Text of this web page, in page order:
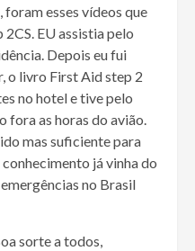
esses vídeos que
EU assistia pelo
Depois eu fui
o livro First Aid step 2
no hotel e tive pelo
fora as horas do avião.
mas suficiente para
já vinha do
no Brasil
sorte a todos,